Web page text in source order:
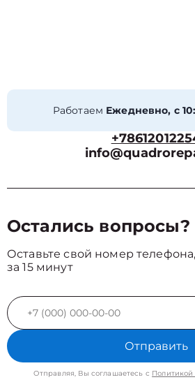
Работаем Ежедневно, с
Остались вопросы?
Оставьте свой номер
за 15 минут
Отправить
Отправляя, Вы соглашаетесь с